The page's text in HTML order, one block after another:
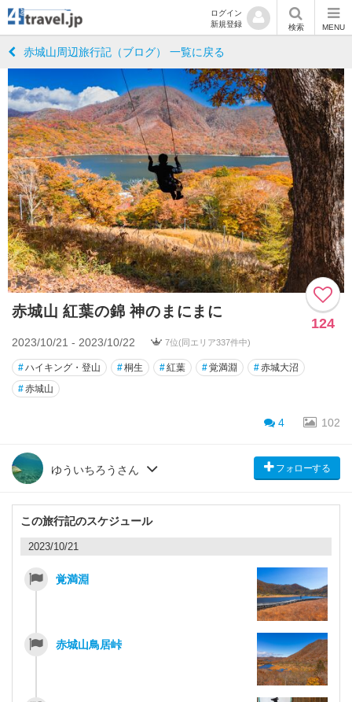
ログイン
新規登録
検索 MENU
赤城山周辺旅行記（ブログ） 一覧に戻る
赤城山 紅葉の錦 神のまにまに
124
2023/10/21 - 2023/10/22 7位(同エリア337件中)
#ハイキング・登山 #桐生 #紅葉 #覚満淵 #赤城大沼
#赤城山
4 102
ゆういちろうさん フォローする
この旅行記のスケジュール
2023/10/21
覚満淵
赤城山鳥居峠